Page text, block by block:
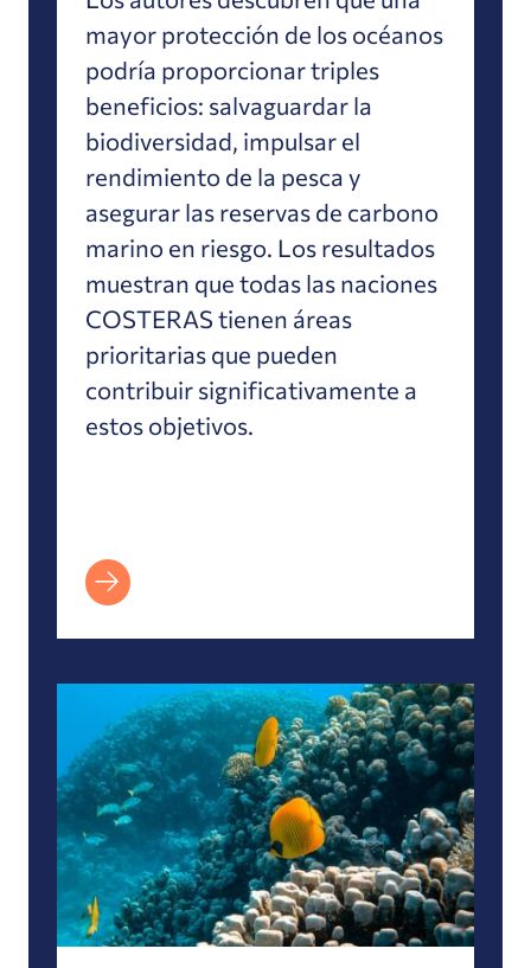
mayor protección de los océanos
podría proporcionar triples
beneficios: salvaguardar la
biodiversidad, impulsar el
rendimiento de la pesca y
asegurar las reservas de carbono
marino en riesgo. Los resultados
muestran que todas las naciones
COSTERAS tienen áreas
prioritarias que pueden
contribuir significativamente a
estos objetivos.
Estudio: Un acuerdo mundial por la